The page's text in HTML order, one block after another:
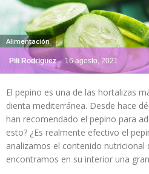
Pili Rodriguez - 16 agosto, 2021
Alimentación
El pepino es una de las hortalizas
dienta mediterránea. Desde hace
han recomendado el pepino para
esto? ¿Es realmente efectivo el
analizamos el contenido nutricional
encontramos en su interior una